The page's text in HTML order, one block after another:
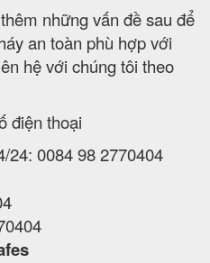
những vấn đề sau để
an toàn phù hợp với
hệ với chúng tôi theo
điện thoại
24: 0084 98 2770404